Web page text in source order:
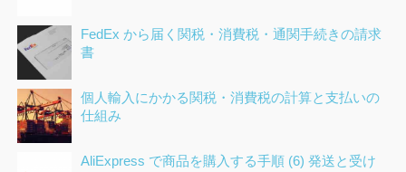
FedEx から届く関税・消費税・通関手続きの請求
書
個人輸入にかかる関税・消費税の計算と支払いの
仕組み
AliExpress で商品を購入する手順 (6) 発送と受け